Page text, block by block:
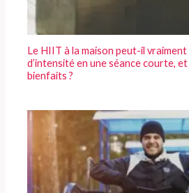
Le HIIT à la maison peut-il
d’intensité en une séance courte,
bienfaits ?